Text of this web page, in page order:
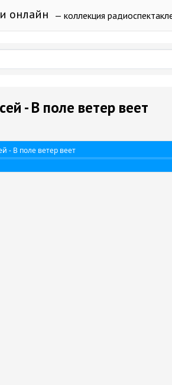
онлайн — коллекция
- В поле ветер веет
- В поле ветер веет